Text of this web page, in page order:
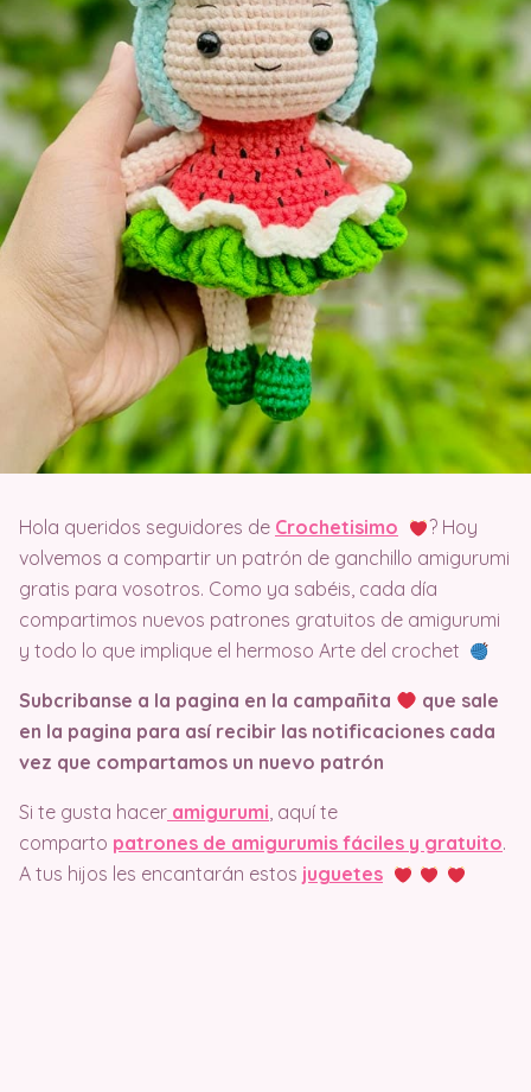
Hola queridos seguidores de Crochetisimo
? Hoy
volvemos a compartir un patrón de ganchillo amigurumi
gratis para vosotros. Como ya sabéis, cada día
compartimos nuevos patrones gratuitos de amigurumi
y todo lo que implique el hermoso Arte del crochet
Subcribanse a la pagina en la campañita
que sale
en la pagina para así recibir las notificaciones cada
vez que compartamos un nuevo patrón
Si te gusta hacer amigurumi, aquí te
comparto patrones de amigurumis fáciles y gratuito.
A tus hijos les encantarán estos juguetes